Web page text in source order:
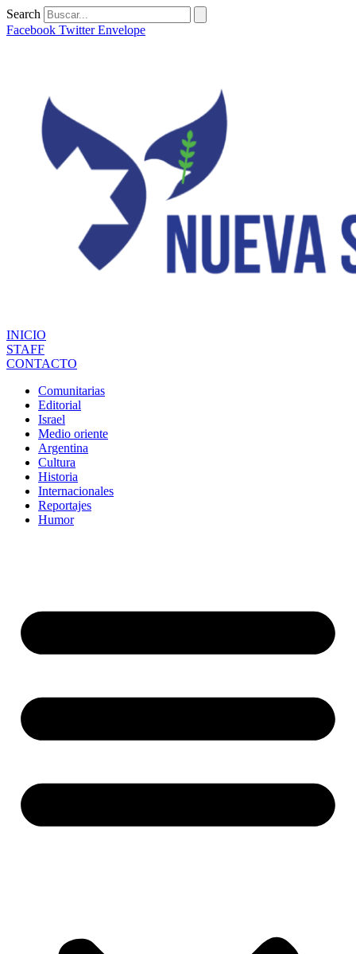
Ir
al
Search
Facebook Twitter Envelope
INICIO
STAFF
CONTACTO
Comunitarias
Editorial
Israel
Medio oriente
Argentina
Cultura
Historia
Internacionales
Reportajes
Humor